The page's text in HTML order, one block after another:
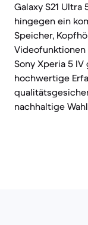
Galaxy S21
hingegen ein
Speicher,
Sony Xperia 5
hochwertige
nachhaltige